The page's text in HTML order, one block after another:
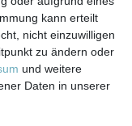
AGB
kann erteilt
nicht einzuwilligen
zu ändern oder
und weitere
Daten in unserer